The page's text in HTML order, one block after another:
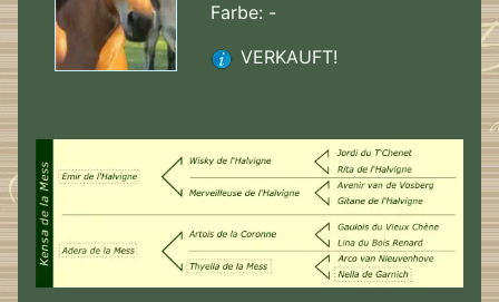
Farbe: -
VERKAUFT!